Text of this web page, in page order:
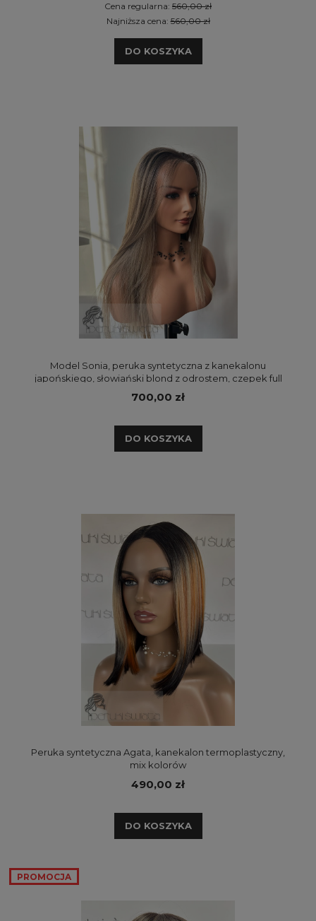
Cena regularna: 560,00 zł
Najniższa cena:560,00 zł
DO KOSZYKA
Model Sonia, peruka syntetyczna z kanekalonu
japońskiego, słowiański blond z odrostem, czepek full
700,00 zł
DO KOSZYKA
Peruka syntetyczna Agata, kanekalon termoplastyczny,
mix kolorów
490,00 zł
DO KOSZYKA
PROMOCJA